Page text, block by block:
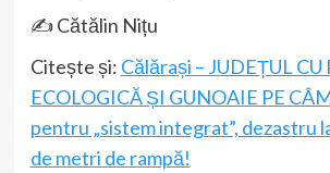
✍️ Cătălin Nițu
Citește și: Călărași – JUDEȚUL CU
ECOLOGICĂ ȘI GUNOAIE PE
pentru „sistem integrat”, dezastru
de metri de rampă!